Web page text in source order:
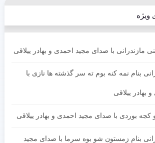
ویژه
مازندرانی با صدای مجید احمدی و بهادر ییلاقی
بنام نمه کنه بوم ته سر گذشته ها نازی با
ییلاقی
کجه بوردی با صدای مجید احمدی و بهادر ییلاقی
بنام زمستون شو بوه سرما با صدای مجید